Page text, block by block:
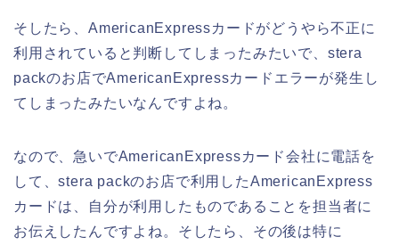
そしたら、AmericanExpressカードがどうやら不正に
利用されていると判断してしまったみたいで、stera
packのお店でAmericanExpressカードエラーが発生し
てしまったみたいなんですよね。
なので、急いでAmericanExpressカード会社に電話を
して、stera packのお店で利用したAmericanExpress
カードは、自分が利用したものであることを担当者に
お伝えしたんですよね。そしたら、その後は特に